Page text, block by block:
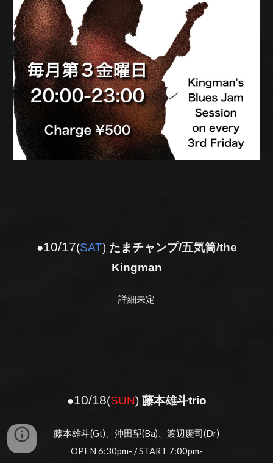
●10/17(SAT) たまチャンプ/五気筒/the
Kingman
詳細未定
●10/18(SUN) 藤本雄斗trio
藤本雄斗(Gt)、沖田望(Ba)、渡辺慶司(Dr)
OPEN 6:30pm- / START 7:00pm-